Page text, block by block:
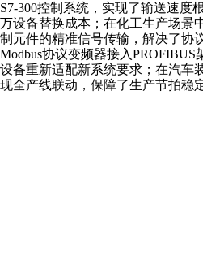
S7-300控制系统，实现了输送速
万设备替换成本；在化工生产场景
制元件的精准信号传输，解决了协
Modbus协议变频器接入
设备重新适配新系统要求；在汽车
现全产线联动，保障了生产节拍稳